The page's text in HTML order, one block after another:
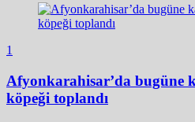
1
Afyonkarahisar’da bugüne
köpeği toplandı